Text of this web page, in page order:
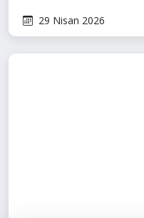
29 Nisan 2026